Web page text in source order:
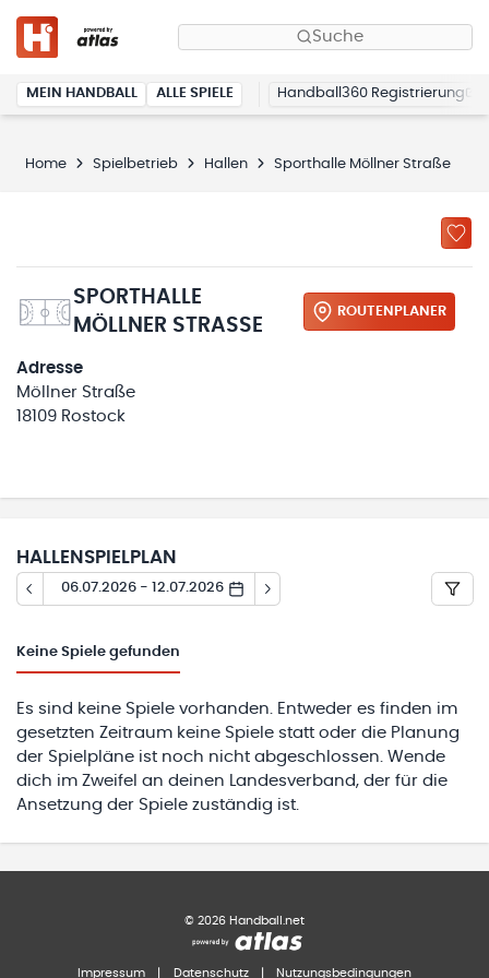
Suche
MEIN HANDBALL ALLE SPIELE Handball360 Registrierung
Home Spielbetrieb Hallen Sporthalle Möllner Straße
SPORTHALLE
MÖLLNER STRASSE
ROUTENPLANER
Adresse
Möllner Straße
18109 Rostock
HALLENSPIELPLAN
06.07.2026 - 12.07.2026
Keine Spiele gefunden
Es sind keine Spiele vorhanden. Entweder es finden im
gesetzten Zeitraum keine Spiele statt oder die Planung
der Spielpläne ist noch nicht abgeschlossen. Wende
dich im Zweifel an deinen Landesverband, der für die
Ansetzung der Spiele zuständig ist.
© 2026 Handball.net
Impressum Datenschutz Nutzungsbedingungen